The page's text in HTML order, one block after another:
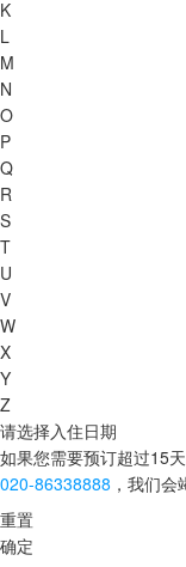
K
L
M
N
O
P
Q
R
S
T
U
V
W
X
Y
Z
请选择入住日期
如果您需要预订超过15
020-86338888 ，我们会
重置
确定